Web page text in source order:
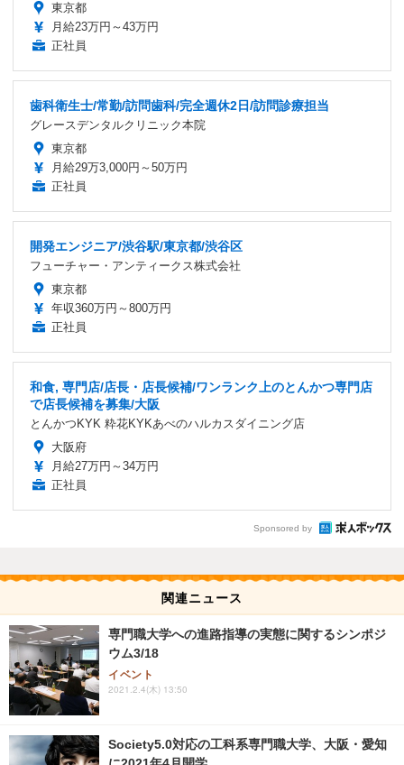
東京都
月給23万円～43万円
正社員
歯科衛生士/常勤/訪問歯科/完全週休2日/訪問診療担当
グレースデンタルクリニック本院
東京都
月給29万3,000円～50万円
正社員
開発エンジニア/渋谷駅/東京都/渋谷区
フューチャー・アンティークス株式会社
東京都
年収360万円～800万円
正社員
和食, 専門店/店長・店長候補/ワンランク上のとんかつ専門店
で店長候補を募集/大阪
とんかつKYK 粋花KYKあべのハルカスダイニング店
大阪府
月給27万円～34万円
正社員
Sponsored by
関連ニュース
専門職大学への進路指導の実態に関するシンポジ
ウム3/18
イベント
2021.2.4(木) 13:50
Society5.0対応の工科系専門職大学、大阪・愛知